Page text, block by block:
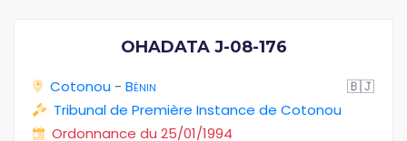
OHADATA J-08-176
Cotonou - Bénin
🇧🇯
Tribunal de Première Instance de Cotonou
Ordonnance du 25/01/1994